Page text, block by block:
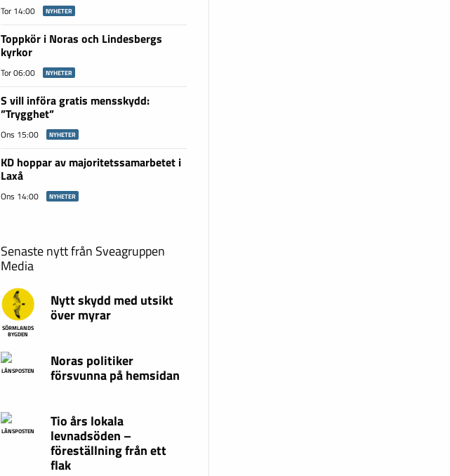
Tor 14:00 NYHETER
Toppkör i Noras och Lindesbergs
kyrkor
Tor 06:00 NYHETER
S vill införa gratis mensskydd:
”Trygghet”
Ons 15:00 NYHETER
KD hoppar av majoritetssamarbetet i
Laxå
Ons 14:00 NYHETER
Senaste nytt från Sveagruppen
Media
SÖRMLANDS
BYGDEN
Nytt skydd med utsikt
över myrar
LÄNSPOSTEN
Noras politiker
försvunna på hemsidan
LÄNSPOSTEN
Tio års lokala
levnadsöden –
föreställning från ett
flak